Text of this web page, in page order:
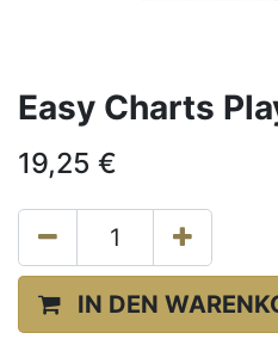
Easy Charts
19,25 €
IN DEN